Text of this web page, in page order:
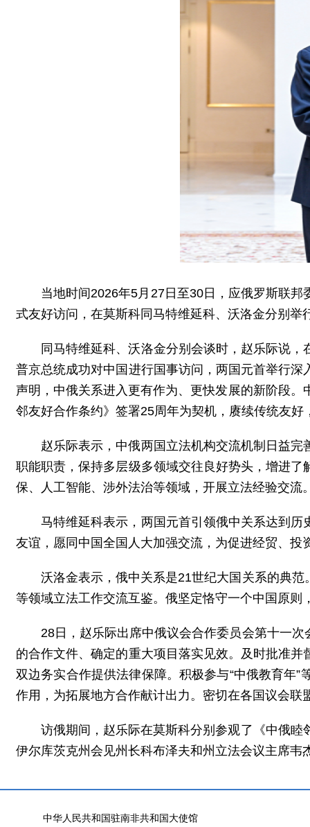
当地时间2026年5月27日至30日，应俄罗斯联
式友好访问，在莫斯科同马特维延科、沃洛金分别
同马特维延科、沃洛金分别会谈时，赵乐际说
普京总统成功对中国进行国事访问，两国元首举行
声明，中俄关系进入更有作为、更快发展的新阶段
邻友好合作条约》签署25周年为契机，赓续传统友
赵乐际表示，中俄两国立法机构交流机制日益
职能职责，保持多层级多领域交往良好势头，增进
保、人工智能、涉外法治等领域，开展立法经验交流
马特维延科表示，两国元首引领俄中关系达到
友谊，愿同中国全国人大加强交流，为促进经贸、
沃洛金表示，俄中关系是21世纪大国关系的典
等领域立法工作交流互鉴。俄坚定恪守一个中国原
28日，赵乐际出席中俄议会合作委员会第十一
的合作文件、确定的重大项目落实见效。及时批准
双边务实合作提供法律保障。积极参与“中俄教育年
作用，为拓展地方合作献计出力。密切在各国议会
访俄期间，赵乐际在莫斯科分别参观了《中俄
伊尔库茨克州会见州长科布泽夫和州立法会议主席
中华人民共和国驻南非共和国大使馆